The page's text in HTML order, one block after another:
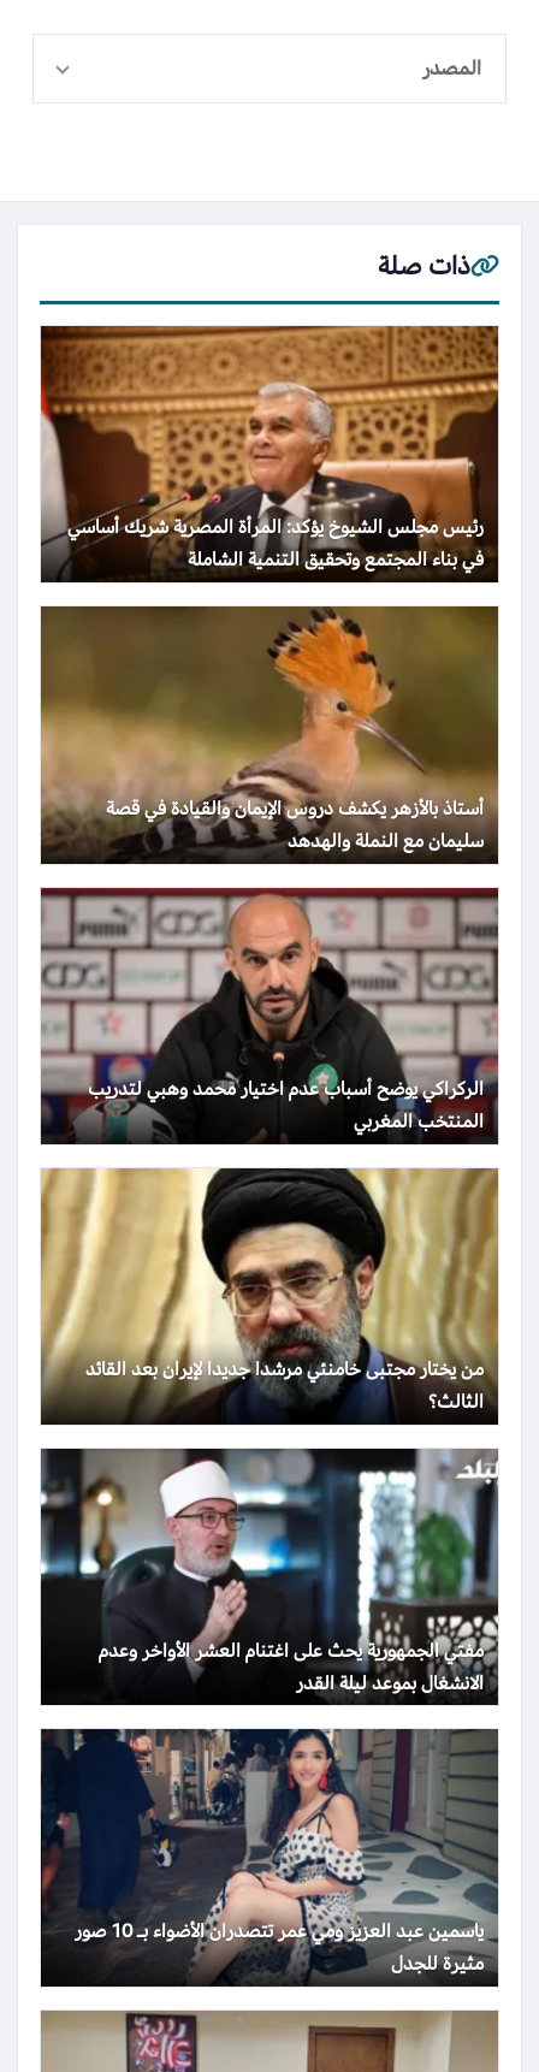
المصدر
ذات صلة
رئيس مجلس الشيوخ يؤكد: المرأة المصرية شريك أساسي
في بناء المجتمع وتحقيق التنمية الشاملة
أستاذ بالأزهر يكشف دروس الإيمان والقيادة في قصة
سليمان مع النملة والهدهد
الركراكي يوضح أسباب عدم اختيار محمد وهبي لتدريب
المنتخب المغربي
من يختار مجتبى خامنئي مرشدا جديدا لإيران بعد القائد
الثالث؟
مفتي الجمهورية يحث على اغتنام العشر الأواخر وعدم
الانشغال بموعد ليلة القدر
ياسمين عبد العزيز ومي عمر تتصدران الأضواء بـ 10 صور
مثيرة للجدل